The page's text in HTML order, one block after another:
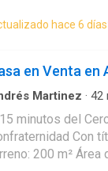
con 2
de
hace 6 días
en Venta en
Martinez · 42
minutos del
Con
200 m² Área de